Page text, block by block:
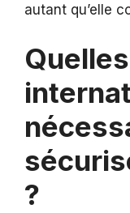
autant qu’elle
?